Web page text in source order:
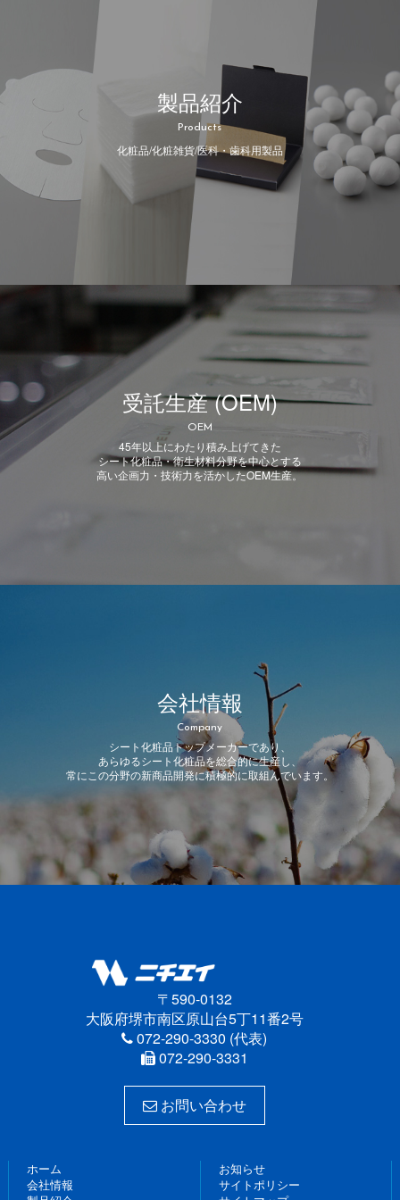
製品紹介
Products
化粧品/化粧雑貨/医科・歯科用製品
受託生産 (OEM)
OEM
45年以上にわたり積み上げてきた
シート化粧品・衛生材料分野を中心とする
高い企画力・技術力を活かしたOEM生産。
会社情報
Company
シート化粧品トップメーカーであり、
あらゆるシート化粧品を総合的に生産し、
常にこの分野の新商品開発に積極的に取組んでいます。
〒590-0132
大阪府堺市南区原山台5丁11番2号
072-290-3330 (代表)
072-290-3331
お問い合わせ
ホーム
会社情報
お知らせ
サイトポリシー